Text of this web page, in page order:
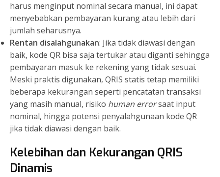
harus menginput nominal secara manual, ini dapat
menyebabkan pembayaran kurang atau lebih dari
jumlah seharusnya.
Rentan disalahgunakan: Jika tidak diawasi dengan
baik, kode QR bisa saja tertukar atau diganti sehingga
pembayaran masuk ke rekening yang tidak sesuai.
Meski praktis digunakan, QRIS statis tetap memiliki
beberapa kekurangan seperti pencatatan transaksi
yang masih manual, risiko human errorsaat input
nominal, hingga potensi penyalahgunaan kode QR
jika tidak diawasi dengan baik.
Kelebihan dan Kekurangan QRIS
Dinamis